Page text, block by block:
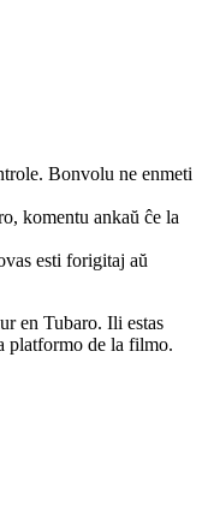
Bonvolu ne enmeti
komentu ankaŭ ĉe la
esti forigitaj aŭ
en Tubaro. Ili estas
platformo de la filmo.